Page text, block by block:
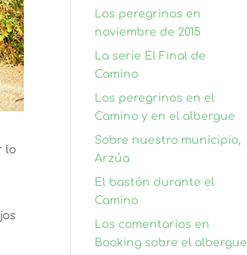
lo
Los peregrinos en
noviembre de 2015
La serie El Final de
Camino
Los peregrinos en el
Camino y en el albergue
Sobre nuestro municipio,
Arzúa
El bastón durante el
Camino
Los comentarios en
Booking sobre el albergue